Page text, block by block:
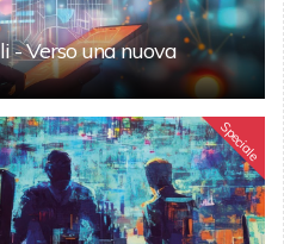
- Verso una nuova
Speciale